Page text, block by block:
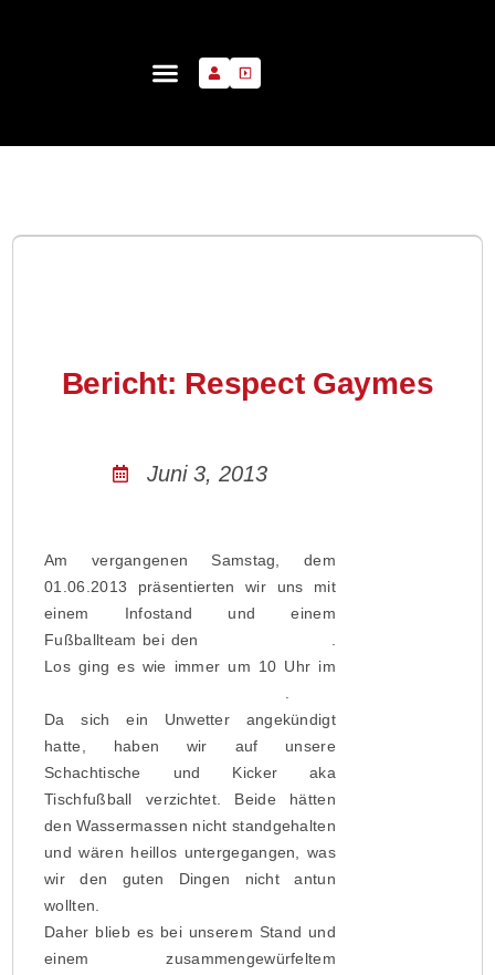
Bericht: Respect Gaymes
Juni 3, 2013
Am vergangenen Samstag, dem
01.06.2013 präsentierten wir uns mit
einem Infostand und einem
Fußballteam bei den
.
Los ging es wie immer um 10 Uhr im
.
Da sich ein Unwetter angekündigt
hatte, haben wir auf unsere
Schachtische und Kicker aka
Tischfußball verzichtet. Beide hätten
den Wassermassen nicht standgehalten
und wären heillos untergegangen, was
wir den guten Dingen nicht antun
wollten.
Daher blieb es bei unserem Stand und
einem zusammengewürfeltem